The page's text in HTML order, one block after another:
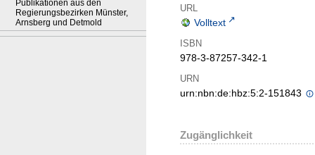
Publikationen aus den
Regierungsbezirken Münster,
Arnsberg und Detmold
URL
Volltext
ISBN
978-3-87257-342-1
URN
urn:nbn:de:hbz:5:2-151843
Zugänglichkeit